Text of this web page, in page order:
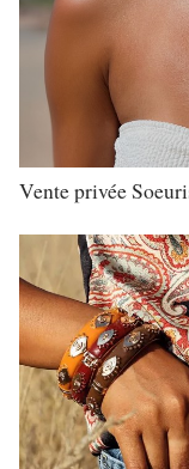
Vente privée